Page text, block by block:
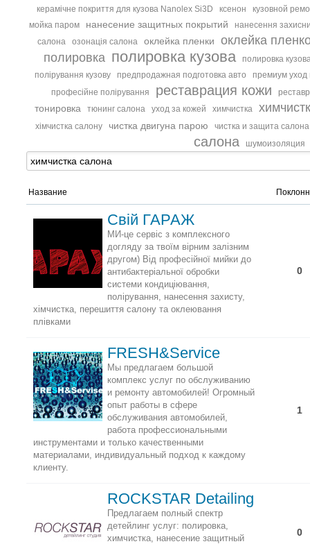
керамічне покриття для кузова Nanolex Si3D ксенон
кузовной
мойка паром
нанесение защитных покрытий
нанесення
салона
озонація салона оклейка пленки
оклейка
полировка полировка кузова
полировка
полірування кузову
предпродажная подготовка авто
премиум
професійне полірування
реставрация кожи
тонировка тюнинг салона уход за кожей химчистка
хімчистка салону чистка двигуна парою чистка и защита салона
салона шумоизоляция
Название
Свій ГАРАЖ
МИ-це сервіс з комплексного
догляду за твоїм вірним залізним
другом) Від професійної мийки до
антибактеріальної обробки
системи кондиціювання,
полірування, нанесення захисту,
хімчистка, перешиття салону та оклеювання
плівками
0
FRESH&Service
Мы предлагаем большой
комплекс услуг по обслуживанию
и ремонту автомобилей! Oгромный
опыт работы в сфере
обслуживания автомобилей,
работа профессиональными
инструментами и только качественными
материалами, индивидуальный подход к каждому
клиенту.
1
ROCKSTAR Detailing
Предлагаем полный спектр
детейлинг услуг: полировка,
химчистка, нанесение защитный
0